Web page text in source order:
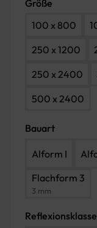
Größe
100 x 800
250 x 1200
250 x 2400
500 x 2400
Bauart
Alform I
Flachform 3
3 mm
Reflexionsklasse